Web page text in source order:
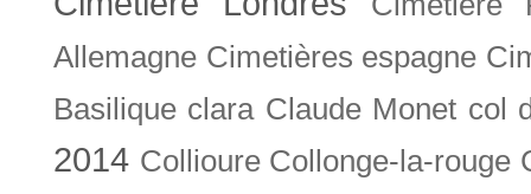
Allemagne Cimetières espagne
Basilique clara Claude Monet col
2014 Collioure Collonge-la-rouge